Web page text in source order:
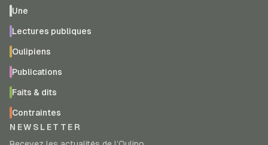
Une
Lectures publiques
Oulipiens
Publications
Faits & dits
Contraintes
NEWSLETTER